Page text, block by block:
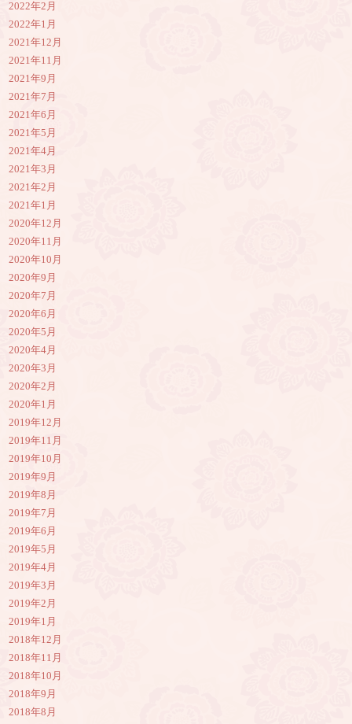
2022年2月
2022年1月
2021年12月
2021年11月
2021年9月
2021年7月
2021年6月
2021年5月
2021年4月
2021年3月
2021年2月
2021年1月
2020年12月
2020年11月
2020年10月
2020年9月
2020年7月
2020年6月
2020年5月
2020年4月
2020年3月
2020年2月
2020年1月
2019年12月
2019年11月
2019年10月
2019年9月
2019年8月
2019年7月
2019年6月
2019年5月
2019年4月
2019年3月
2019年2月
2019年1月
2018年12月
2018年11月
2018年10月
2018年9月
2018年8月